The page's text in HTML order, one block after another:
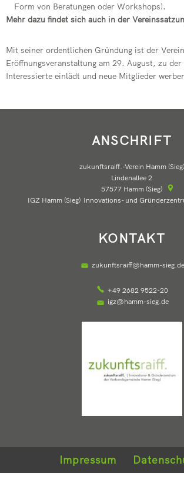
Form von Beratungen oder Workshops).
Mehr dazu findet sich auch in der
Mit seiner ordentlichen Gründung ist der
Eröffnungsveranstaltung am 29. August, zu der
Interessierte einlädt und neue Mitglieder
ANSCHRIFT
zukunftsraiff.-Verein Hamm (Sieg)
Lindenallee 2
57577 Hamm (Sieg)
IGZ Hamm (Sieg) Innovations- und
KONTAKT
zukunftsraiff@hamm-sieg.de
+49 2682 9522-20
igz@hamm-sieg.de
Impressum